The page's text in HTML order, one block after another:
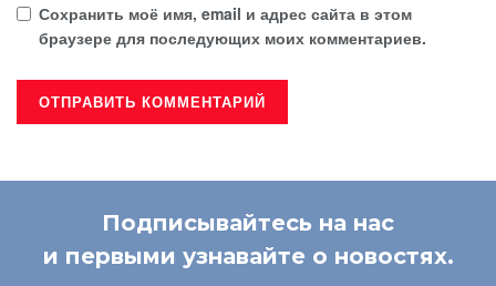
Сохранить моё имя, email и адрес сайта в этом
браузере для последующих моих комментариев.
Подписывайтесь на нас
и первыми узнавайте о новостях.